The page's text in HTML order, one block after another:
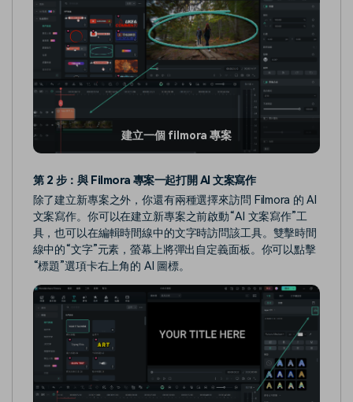
建立一個 filmora 專案
第 2 步：與 Filmora 專案一起打開 AI 文案寫作
除了建立新專案之外，你還有兩種選擇來訪問 Filmora 的 AI
文案寫作。你可以在建立新專案之前啟動“AI 文案寫作”工
具，也可以在編輯時間線中的文字時訪問該工具。雙擊時間
線中的“文字”元素，螢幕上將彈出自定義面板。你可以點擊
“標題”選項卡右上角的 AI 圖標。